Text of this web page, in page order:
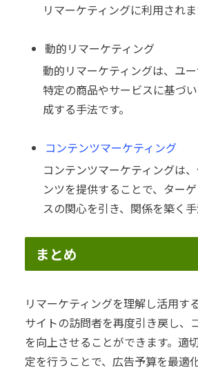
リマーケティングに利用されま
動的リマーケティング
動的リマーケティングは、ユ
特定の商品やサービスに基づ
成する手法です。
コンテンツマーケティング
コンテンツマーケティングは
ンツを提供することで、ター
スの関心を引き、関係を築く手
まとめ
リマーケティングを理解し活用す
サイトの訪問者を再度引き戻し、
を向上させることができます。適
定を行うことで、広告予算を最適